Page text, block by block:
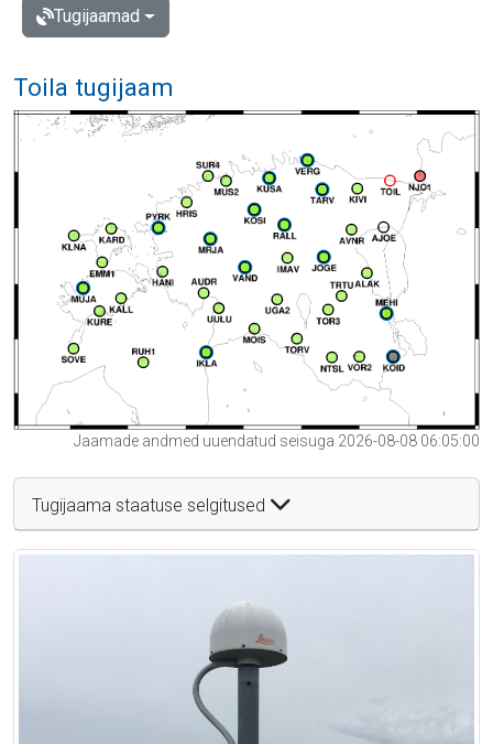
Tugijaamad
Toila tugijaam
Jaamade andmed uuendatud seisuga 2026-08-08 06:05:00
Tugijaama staatuse selgitused